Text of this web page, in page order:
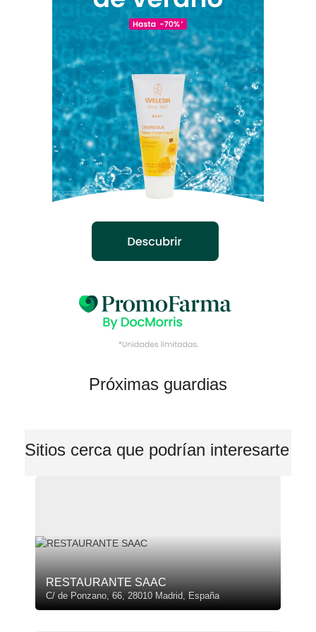
Próximas guardias
Sitios cerca que podrían interesarte
RESTAURANTE SAAC
C/ de Ponzano, 66, 28010 Madrid, España